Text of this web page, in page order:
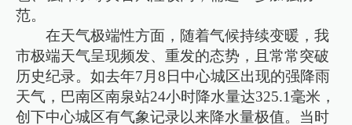
范。
在天气极端性方面，随着气候持续变暖，我
市极端天气呈现频发、重发的态势，且常常突破
历史纪录。如去年7月8日中心城区出现的强降雨
天气，巴南区南泉站24小时降水量达325.1毫米，
创下中心城区有气象记录以来降水量极值。当时